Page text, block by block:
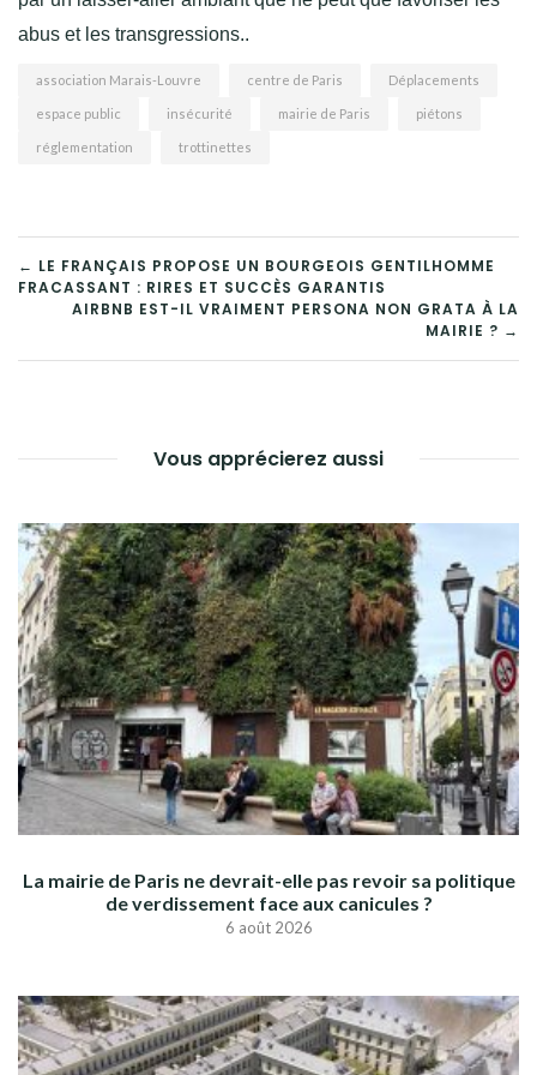
abus et les transgressions..
association Marais-Louvre centre de Paris Déplacements
espace public insécurité mairie de Paris piétons
réglementation trottinettes
NAVIGATION
L’ARTICLE
← LE FRANÇAIS PROPOSE UN BOURGEOIS GENTILHOMME
FRACASSANT : RIRES ET SUCCÈS GARANTIS
AIRBNB EST-IL VRAIMENT PERSONA NON GRATA À LA
MAIRIE ? →
Vous apprécierez aussi
La mairie de Paris ne devrait-elle pas revoir sa politique
de verdissement face aux canicules ?
6 août 2026